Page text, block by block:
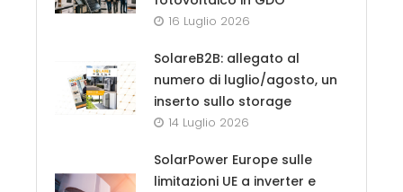
16 Luglio 2026
SolareB2B: allegato al
numero di luglio/agosto, un
inserto sullo storage
14 Luglio 2026
SolarPower Europe sulle
limitazioni UE a inverter e